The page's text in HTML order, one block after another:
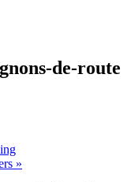
de-route
»